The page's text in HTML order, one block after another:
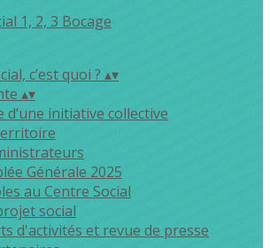
c’est quoi ? ▴▾
▴▾
d’une initiative collective
Générale 2025
au Centre Social
social
d'activités et revue de presse